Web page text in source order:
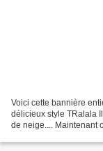
Voici cette bannière
délicieux style TRalala
de neige.... Maintenant